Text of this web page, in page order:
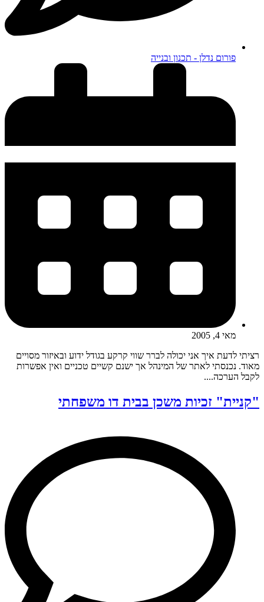
פורום נדלן - תכנון ובנייה
מאי 4, 2005
רציתי לדעת איך אני יכולה לברר שווי קרקע בגודל ידוע ובאיזור מסויים
מאוד. נכנסתי לאתר של המינהל אך ישנם קשיים טכניים ואין אפשרות
לקבל הערכה....
"קניית" זכיות משכן בבית דו משפחתי